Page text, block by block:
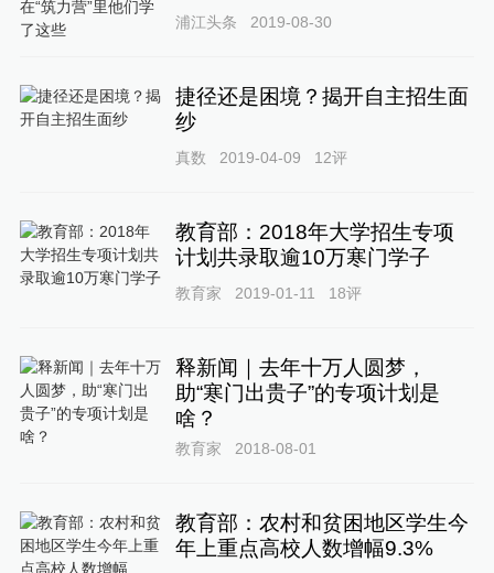
浦江头条 2019-08-30
捷径还是困境？揭开自主招生面
纱
真数 2019-04-09 12评
教育部：2018年大学招生专项
计划共录取逾10万寒门学子
教育家 2019-01-11 18评
释新闻｜去年十万人圆梦，
助“寒门出贵子”的专项计划是
啥？
教育家 2018-08-01
教育部：农村和贫困地区学生今
年上重点高校人数增幅9.3%